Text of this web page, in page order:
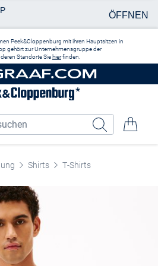
Peek&Cloppenburg mit ihren Hauptsitzen in
gehört zur Unternehmensgruppe der
Standorte Sie hierfinden.
Shirts T-Shirts
ÖFFNEN